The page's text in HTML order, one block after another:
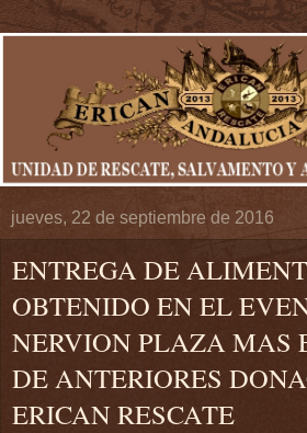
jueves, 22 de septiembre de 2016
ENTREGA DE
OBTENIDO EN EL
NERVION PLAZA MAS
DE ANTERIORES
ERICAN RESCATE